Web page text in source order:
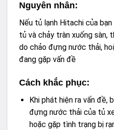
Nguyên nhân:
Nếu tủ lạnh Hitachi của
tủ và chảy tràn xuống sàn,
do chảo đựng nước thải,
đang gặp vấn đề
Cách khắc phục:
Khi phát hiện ra vấn đề,
đựng nước thải của tủ
hoặc gặp tình trạng bị